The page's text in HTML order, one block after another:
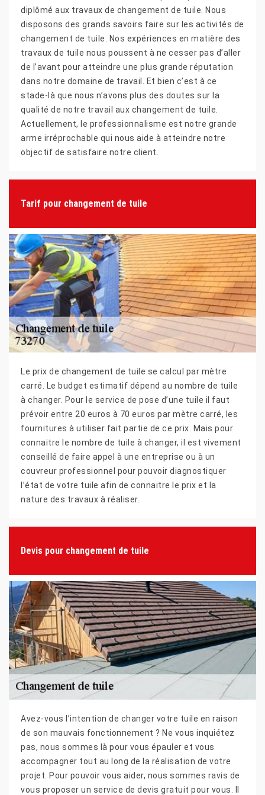
diplômé aux travaux de changement de tuile. Nous
disposons des grands savoirs faire sur les activités de
changement de tuile. Nos expériences en matière des
travaux de tuile nous poussent à ne cesser pas d’aller
de l’avant pour atteindre une plus grande réputation
dans notre domaine de travail. Et bien c’est à ce
stade-là que nous n’avons plus des doutes sur la
qualité de notre travail aux changement de tuile.
Actuellement, le professionnalisme est notre grande
arme irréprochable qui nous aide à atteindre notre
objectif de satisfaire notre client.
Tarif pour changement de tuile
Le prix de changement de tuile se calcul par mètre
carré. Le budget estimatif dépend au nombre de tuile
à changer. Pour le service de pose d’une tuile il faut
prévoir entre 20 euros à 70 euros par mètre carré, les
fournitures à utiliser fait partie de ce prix. Mais pour
connaitre le nombre de tuile à changer, il est vivement
conseillé de faire appel à une entreprise ou à un
couvreur professionnel pour pouvoir diagnostiquer
l’état de votre tuile afin de connaitre le prix et la
nature des travaux à réaliser.
Devis pour changement de tuile
Avez-vous l’intention de changer votre tuile en raison
de son mauvais fonctionnement ? Ne vous inquiétez
pas, nous sommes là pour vous épauler et vous
accompagner tout au long de la réalisation de votre
projet. Pour pouvoir vous aider, nous sommes ravis de
vous proposer un service de devis gratuit pour vous. Il